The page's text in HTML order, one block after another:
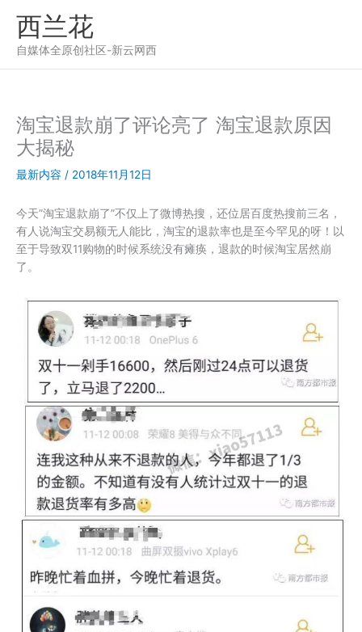
西兰花
自媒体全原创社区-新云网西
淘宝退款崩了评论亮了 淘宝退款原因
大揭秘
最新内容 / 2018年11月12日
今天”淘宝退款崩了”不仅上了微博热搜，还位居百度热搜前三名，
有人说淘宝交易额无人能比，淘宝的退款率也是至今罕见的呀！以
至于导致双11购物的时候系统没有瘫痪，退款的时候淘宝居然崩
了。